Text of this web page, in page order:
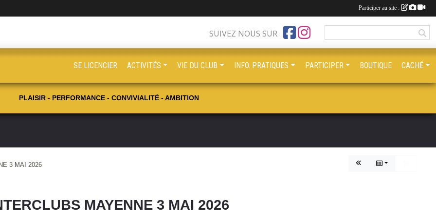
PLAISIR - PERFORMANCE - CONVIVIALITÉ - AMBITION
3 MAI 2026
MAYENNE 3 MAI 2026
SUIVEZ NOUS SUR
SE LICENCIER ACTIVITÉS VIE DU CLUB INFO. PRATIQUES PARTICIPER BOUTIQUE CACHÉ
Participer au site :